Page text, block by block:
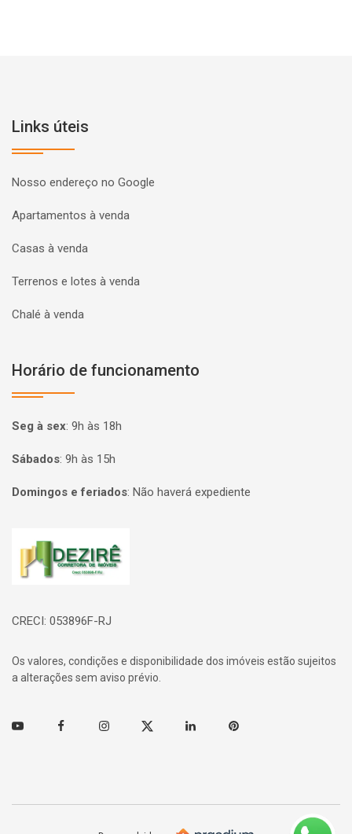
Links úteis
Nosso endereço no Google
Apartamentos à venda
Casas à venda
Terrenos e lotes à venda
Chalé à venda
Horário de funcionamento
Seg à sex: 9h às 18h
Sábados: 9h às 15h
Domingos e feriados: Não haverá expediente
Página inicial
CRECI: 053896F-RJ
Os valores, condições e disponibilidade dos imóveis estão sujeitos
a alterações sem aviso prévio.
Youtube FacebookInstagramTwitter Linkedin Pinterest